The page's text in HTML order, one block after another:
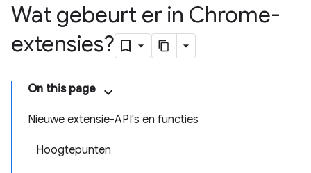
Wat gebeurt er in Chrome-
extensies?
On this page
Nieuwe extensie-API's en functies
Hoogtepunten